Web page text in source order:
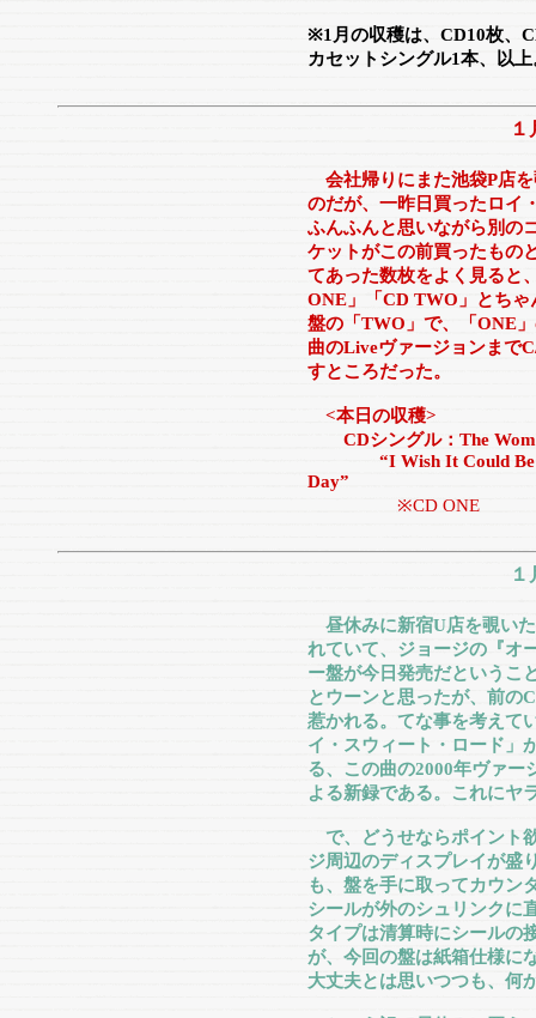
※1月の収穫は、CD10枚、
カセットシングル1本、以上
会社帰りにまた池袋P店
のだが、一昨日買ったロイ
ふんふんと思いながら別の
ケットがこの前買ったもの
てあった数枚をよく見ると
ONE」「CD TWO」とち
盤の「TWO」で、「ONE
曲のLiveヴァージョンまで
すところだった。
<本日の収穫>
CDシングル：The
“I Wish It Could Be A
Day”
※CD ONE
昼休みに新宿U店を覗い
れていて、ジョージの『オ
ー盤が今日発売だというこ
とウーンと思ったが、前の
惹かれる。てな事を考えて
イ・スウィート・ロード」
る、この曲の2000年ヴァー
よる新録である。これにヤ
で、どうせならポイント
ジ周辺のディスプレイが盛
も、盤を手に取ってカウン
シールが外のシュリンクに
タイプは清算時にシールの
が、今回の盤は紙箱仕様に
大丈夫とは思いつつも、何